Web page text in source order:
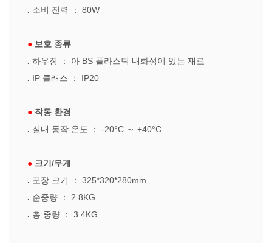
. 소비 전력 ： 80W
● 보호 종류
. 하우징 ：
아 BS 플라스틱 내화성이 있는 재료
. IP 클래스 ： IP20
● 작동 환경
. 실내 동작 온도 ： -20°C ～ +40°C
● 크기/무게
. 포장 크기 ：
325*320*280mm
. 순중량 ：
2.8KG
. 총 중량 ： 3.4KG